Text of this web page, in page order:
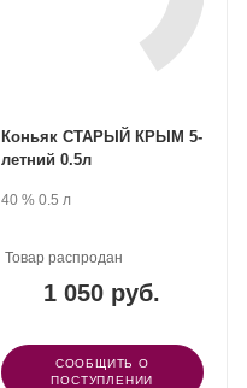
Коньяк СТАРЫЙ КРЫМ 5-
летний 0.5л
Производитель:
«АВК».
.Крепость
40 %. Объем
0.5 л
1 050 руб.
Товар распродан
СООБЩИТЬ О
ПОСТУПЛЕНИИ